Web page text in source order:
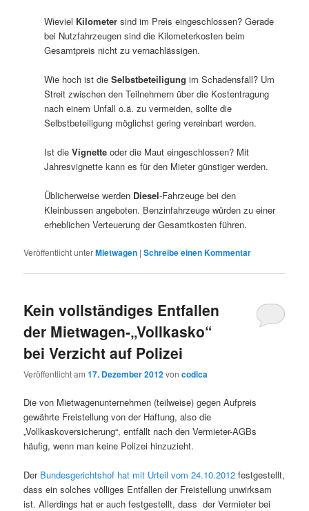
Wieviel Kilometer sind im Preis eingeschlossen? Gerade
bei Nutzfahrzeugen sind die Kilometerkosten beim
Gesamtpreis nicht zu vernachlässigen.
Wie hoch ist dieSelbstbeteiligung im Schadensfall? Um
Streit zwischen den Teilnehmern über die Kostentragung
nach einem Unfall o.ä. zu vermeiden, sollte die
Selbstbeteiligung möglichst gering vereinbart werden.
Ist dieVignette oder die Maut eingeschlossen? Mit
Jahresvignette kann es für den Mieter günstiger werden.
Üblicherweise werden Diesel-Fahrzeuge bei den
Kleinbussen angeboten. Benzinfahrzeuge würden zu einer
erheblichen Verteuerung der Gesamtkosten führen.
Veröffentlicht unterMietwagen |Schreibe einen Kommentar
Kein vollständiges Entfallen
der Mietwagen-„Vollkasko“
bei Verzicht auf Polizei
Veröffentlicht am17. Dezember 2012voncodica
Die von Mietwagenunternehmen (teilweise) gegen Aufpreis
gewährte Freistellung von der Haftung, also die
„Vollkaskoversicherung“, entfällt nach den Vermieter-AGBs
häufig, wenn man keine Polizei hinzuzieht.
Der Bundesgerichtshof hat mit Urteil vom 24.10.2012 festgestellt,
dass ein solches völliges Entfallen der Freistellung unwirksam
ist. Allerdings hat er auch festgestellt, dass der Vermieter bei